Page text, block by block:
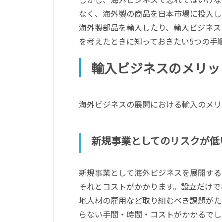
なく、海外製の商品を日本市場に投入
海外製部品を輸入したり、輸入ビジネ
を考えたときに知っておきたい5つの手
輸入ビジネスのメリ
海外ビジネスの展開における輸入のメ
新規事業としてのリスクが
新規事業として海外ビジネスを展開す
それとコストがかかります。設立だけ
地人材の雇用など取り組むべき課題が
らない手間・時間・コストがかかるで